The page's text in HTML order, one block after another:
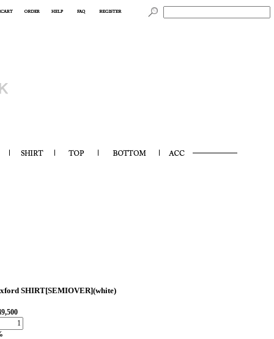
SHIRT[SEMIOVER](white)